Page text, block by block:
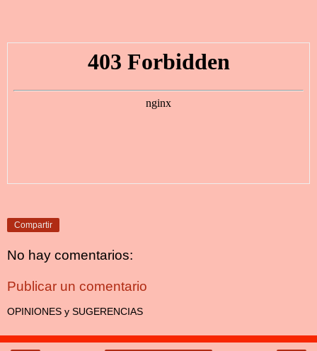
Compartir
No hay comentarios:
Publicar un comentario
OPINIONES y SUGERENCIAS